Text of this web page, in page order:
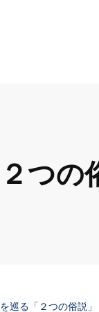
つの
巡る「２つの俗説」